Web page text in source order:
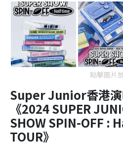
點擊圖片
Super Junior香港演
《2024 SUPER
SHOW SPIN-OFF :
TOUR》